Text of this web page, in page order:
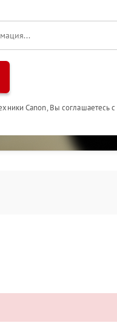
Canon, Вы соглашаетесь с